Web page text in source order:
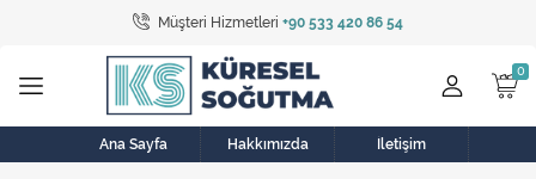
Müşteri Hizmetleri +90 533 420 86 54
Tüm Kategoriler
Bulaşık Makinesi
Buzdolabı
Ana Sayfa Hakkımızda İletişim